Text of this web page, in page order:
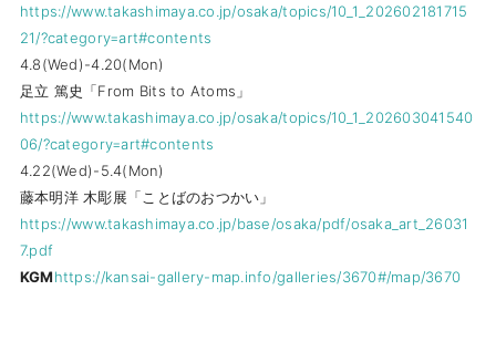
https://www.takashimaya.co.jp/osaka/topics/10_1_202602181715
21/?category=art#contents
4.8(Wed)-4.20(Mon)
足立 篤史「From Bits to Atoms」
https://www.takashimaya.co.jp/osaka/topics/10_1_202603041540
06/?category=art#contents
4.22(Wed)-5.4(Mon)
藤本明洋 木彫展「ことばのおつかい」
https://www.takashimaya.co.jp/base/osaka/pdf/osaka_art_26031
7.pdf
KGMhttps://kansai-gallery-map.info/galleries/3670#/map/3670